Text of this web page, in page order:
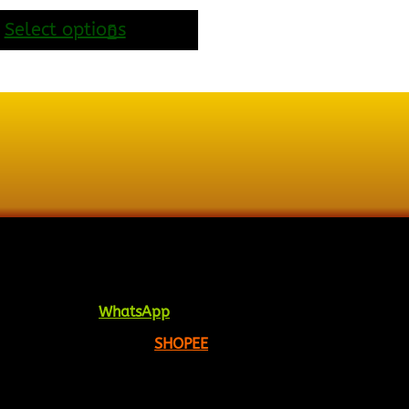
range:
RM17.00
through
Select options
WhatsApp
SHOPEE